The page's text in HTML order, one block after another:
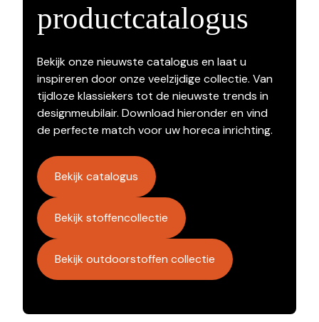
productcatalogus
Bekijk onze nieuwste catalogus en laat u
inspireren door onze veelzijdige collectie. Van
tijdloze klassiekers tot de nieuwste trends in
designmeubilair. Download hieronder en vind
de perfecte match voor uw horeca inrichting.
Bekijk catalogus
Bekijk stoffencollectie
Bekijk outdoorstoffen collectie